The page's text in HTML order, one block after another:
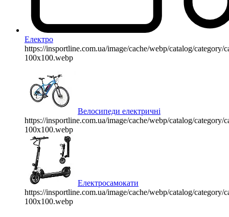
Електро
https://insportline.com.ua/image/cache/webp/catalog/category/
100x100.webp
Велосипеди електричні
https://insportline.com.ua/image/cache/webp/catalog/category/
100x100.webp
Електросамокати
https://insportline.com.ua/image/cache/webp/catalog/category/
100x100.webp